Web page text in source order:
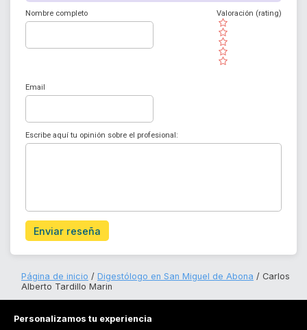
Nombre completo
( )
( )
( )
( )
( )
Valoración (rating)
Email
Escribe aquí tu opinión sobre el profesional:
Enviar reseña
Página de inicio Digestólogo en San Miguel de Abona
Carlos
Alberto Tardillo Marin
Personalizamos tu experiencia